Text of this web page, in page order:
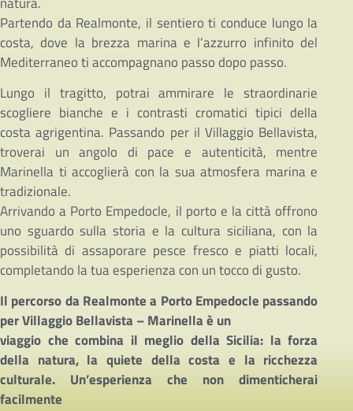
Partendo da Realmonte, il sentiero ti conduce lungo la
costa, dove la brezza marina e l’azzurro infinito del
Mediterraneo ti accompagnano passo dopo passo.
Lungo il tragitto, potrai ammirare le straordinarie
scogliere bianche e i contrasti cromatici tipici della
costa agrigentina. Passando per il Villaggio Bellavista,
troverai un angolo di pace e autenticità, mentre
Marinella ti accoglierà con la sua atmosfera marina e
tradizionale.
Arrivando a Porto Empedocle, il porto e la città offrono
uno sguardo sulla storia e la cultura siciliana, con la
possibilità di assaporare pesce fresco e piatti locali,
completando la tua esperienza con un tocco di gusto.
Il percorso da Realmonte a Porto Empedocle passando
per Villaggio Bellavista – Marinella è un
viaggio che combina il meglio della Sicilia: la forza
della natura, la quiete della costa e la ricchezza
culturale. Un’esperienza che non dimenticherai
facilmente